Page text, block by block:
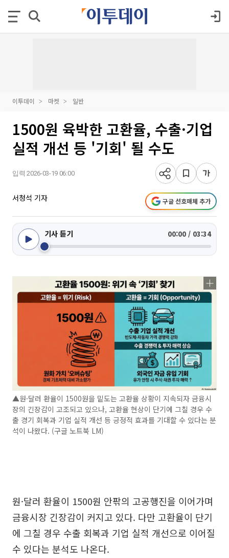
이투데이 마켓 일반
1500원 육박한 고환율, 수출·기업
실적 개선 등 '기회' 될 수도
입력 2026-03-19 06:00
서청석 기자 구글 선호매체 추가
기사 듣기 00:00 / 03:34
▲원·달러 환율이 1500원을 밑도는 고환율 상황이 지속되자 금융시
장의 긴장감이 고조되고 있으나, 고환율 현상이 단기에 그칠 경우 수
출 경기 회복과 기업 실적 개선 등 긍정적 효과를 기대할 수 있다는 분
석이 나왔다. (구글 노트북 LM)
원·달러 환율이 1500원 안팎의 고공행진을 이어가며
금융시장 긴장감이 커지고 있다. 다만 고환율이 단기
에 그칠 경우 수출 회복과 기업 실적 개선으로 이어질
수 있다는 분석도 나온다.